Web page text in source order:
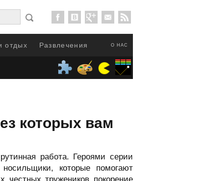
О НАС
отдых Развлечения
которых вам
работа. Героями серии
которые помогают